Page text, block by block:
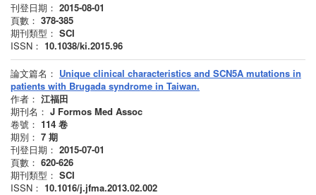
刊登日期： 2015-08-01
頁數： 378-385
期刊類型： SCI
ISSN： 10.1038/ki.2015.96
論文篇名： Unique clinical characteristics and SCN5A mutations in
patients with Brugada syndrome in Taiwan.
作者： 江福田
期刊名： J Formos Med Assoc
卷號： 114 卷
期別： 7 期
刊登日期： 2015-07-01
頁數： 620-626
期刊類型： SCI
ISSN： 10.1016/j.jfma.2013.02.002